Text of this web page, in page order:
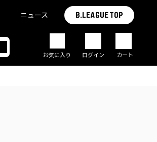
ニュース B.LEAGUE TOP
お気に入り ログイン カート